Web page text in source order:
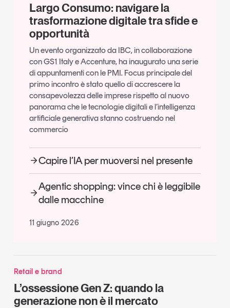
Largo Consumo: navigare la
trasformazione digitale tra sfide e
opportunità
Un evento organizzato da IBC, in collaborazione
con GS1 Italy e Accenture, ha inaugurato una serie
di appuntamenti con le PMI. Focus principale del
primo incontro è stato quello di accrescere la
consapevolezza delle imprese rispetto al nuovo
panorama che le tecnologie digitali e l’intelligenza
artificiale generativa stanno costruendo nel
commercio
Capire l’IA per muoversi nel presente
Agentic shopping: vince chi è leggibile
dalle macchine
11 giugno 2026
Retail e brand
L’ossessione Gen Z: quando la
generazione non è il mercato